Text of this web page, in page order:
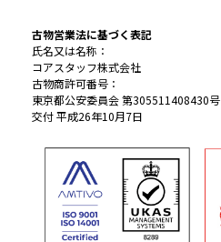
古物営業法に基づく表記
氏名又は名称：
コアスタッフ株式会社
古物商許可番号：
東京都公安委員会 第305511408430号
交付 平成26年10月7日